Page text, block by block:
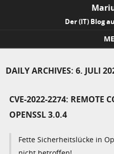
Der (IT) Blog
DAILY ARCHIVES:6. JULI
CVE-2022-2274: REMOTE
OPENSSL 3.0.4
Fette Sicherheitslücke in